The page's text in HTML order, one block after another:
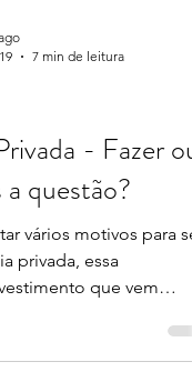
- Fazer ou
a questão?
vários motivos para se
que vem